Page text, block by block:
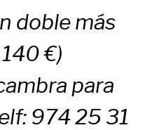
doble más
€)
para
974 25 31